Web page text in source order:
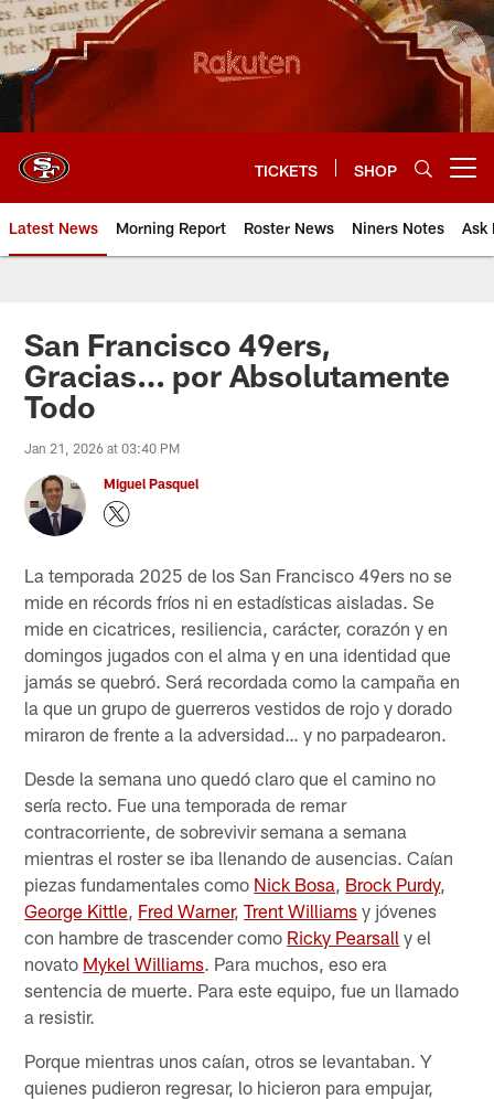
Skip
to
main
content
TICKETS SHOP
Latest News Morning Report Roster News Niners Notes Ask
San Francisco 49ers,
Gracias… por Absolutamente
Todo
Jan 21, 2026 at 03:40 PM
Miguel Pasquel
La temporada 2025 de los San Francisco 49ers no se
mide en récords fríos ni en estadísticas aisladas. Se
mide en cicatrices, resiliencia, carácter, corazón y en
domingos jugados con el alma y en una identidad que
jamás se quebró. Será recordada como la campaña en
la que un grupo de guerreros vestidos de rojo y dorado
miraron de frente a la adversidad… y no parpadearon.
Desde la semana uno quedó claro que el camino no
sería recto. Fue una temporada de remar
contracorriente, de sobrevivir semana a semana
mientras el roster se iba llenando de ausencias. Caían
piezas fundamentales como Nick Bosa Brock Purdy,
George Kittle Fred Warner,Trent Williams y jóvenes
con hambre de trascender como Ricky Pearsall y el
novato Mykel Williams. Para muchos, eso era
sentencia de muerte. Para este equipo, fue un llamado
a resistir.
Porque mientras unos caían, otros se levantaban. Y
quienes pudieron regresar, lo hicieron para empujar,